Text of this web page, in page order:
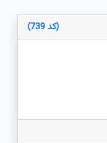
(کد 739)